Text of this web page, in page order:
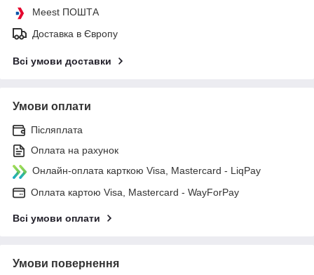
Meest ПОШТА
Доставка в Європу
Всі умови доставки
Умови оплати
Післяплата
Оплата на рахунок
Онлайн-оплата карткою Visa, Mastercard - LiqPay
Оплата картою Visa, Mastercard - WayForPay
Всі умови оплати
Умови повернення